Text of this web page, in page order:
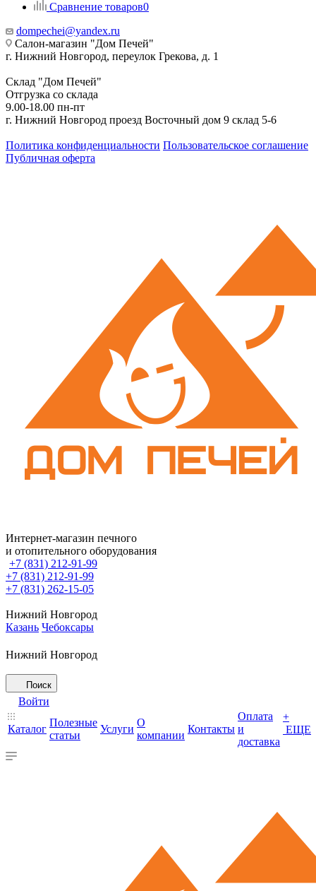
Сравнение товаров0
dompechei@yandex.ru
Салон-магазин "Дом Печей"
г. Нижний Новгород, переулок Грекова, д. 1
Склад "Дом Печей"
Отгрузка со склада
9.00-18.00 пн-пт
г. Нижний Новгород проезд Восточный дом 9 склад 5-6
Политика конфиденциальности Пользовательское соглашение
Публичная оферта
Интернет-магазин печного
и отопительного оборудования
+7 (831) 212-91-99
+7 (831) 212-91-99
+7 (831) 262-15-05
Нижний Новгород
Казань Чебоксары
Нижний Новгород
Поиск
Войти
Каталог
Полезные
статьи
Услуги
О
компании
Контакты
Оплата
и
доставка
+
ЕЩЕ